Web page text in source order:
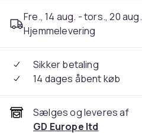
Fre., 14 aug. - tors., 20 aug.
Hjemmelevering
Sikker betaling
14 dages åbent køb
Sælges og leveres af
GD Europe ltd